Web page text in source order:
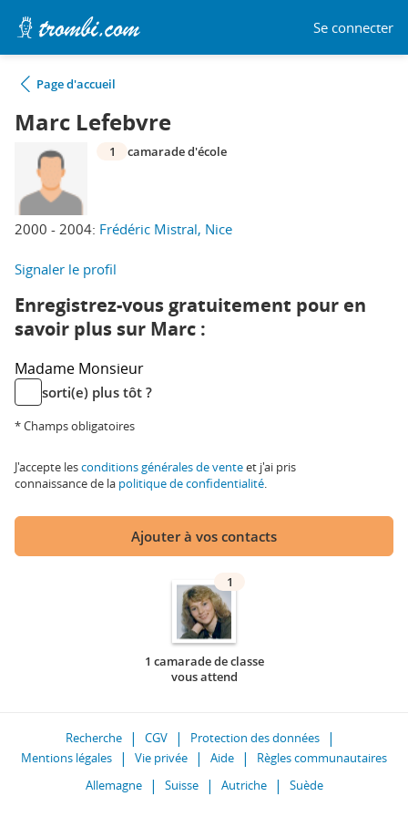
Se connecter
Page d'accueil
Marc Lefebvre
2000 - 2004: Frédéric Mistral, Nice
1 camarade d'école
Signaler le profil
Enregistrez-vous gratuitement pour en
savoir plus sur Marc :
Madame Monsieur
sorti(e) plus tôt ?
* Champs obligatoires
J'accepte lesconditions générales de venteet j'ai pris
connaissance de la politique de confidentialité.
Ajouter à vos contacts
1
1 camarade de classe
vous attend
Recherche CGV
Protection des données
Mentions légales
Vie privée Aide
Règles communautaires
Allemagne
Suisse Autriche Suède